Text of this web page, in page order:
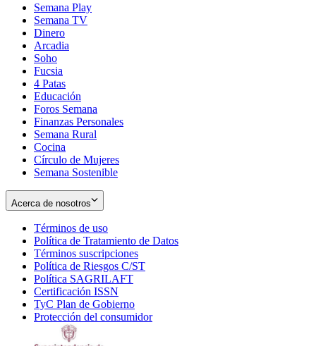
Semana Play
Semana TV
Dinero
Arcadia
Soho
in
new
window
Fucsia
in
new
window
4 Patas
Educación
Foros Semana
Finanzas Personales
Semana Rural
Cocina
Círculo de Mujeres
Semana Sostenible
Acerca de nosotros
Términos de uso
in
new
window
Política de Tratamiento de Datos
Términos suscripciones
in
Política de Riesgos C/ST
Política SAGRILAFT
new
window
Certificación ISSN
in
new
TyC Plan de Gobierno
in
Protección del consumidorOpens